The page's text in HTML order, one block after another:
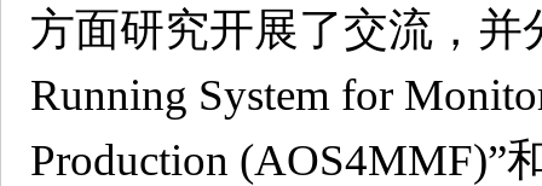
方面研究开展了交流，并
Running System for
Production (AOS4MMF)”